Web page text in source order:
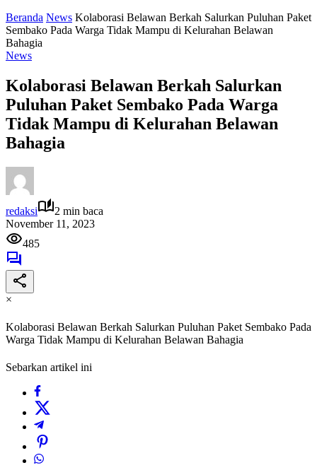
Beranda News Kolaborasi Belawan Berkah Salurkan Puluhan Paket
Sembako Pada Warga Tidak Mampu di Kelurahan Belawan
Bahagia
News
Kolaborasi Belawan Berkah Salurkan
Puluhan Paket Sembako Pada Warga
Tidak Mampu di Kelurahan Belawan
Bahagia
redaksi
2 min baca
November 11, 2023
485
×
Kolaborasi Belawan Berkah Salurkan Puluhan Paket Sembako Pada
Warga Tidak Mampu di Kelurahan Belawan Bahagia
Sebarkan artikel ini